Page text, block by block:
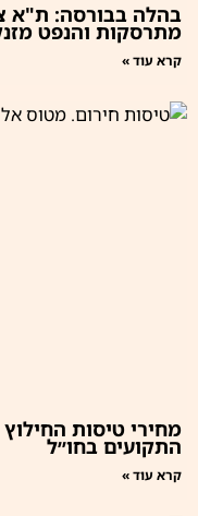
מתרסקות והנפט
קרא עוד »
מחירי טיסות
התקועים בחו״ל
קרא עוד »